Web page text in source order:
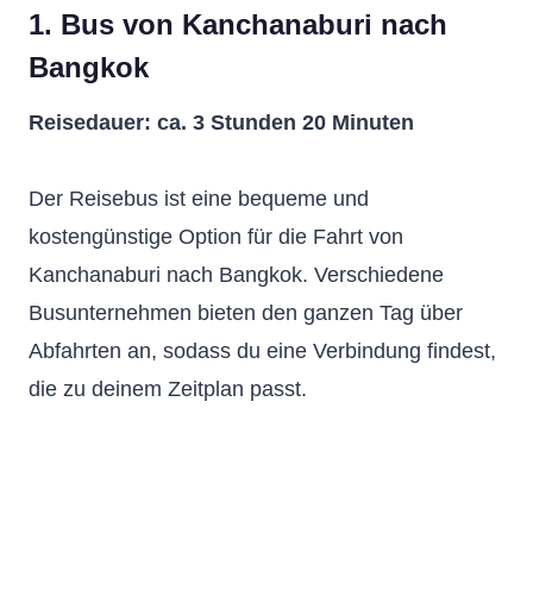
1. Bus von Kanchanaburi nach
Bangkok
Reisedauer: ca. 3 Stunden 20 Minuten
Der Reisebus ist eine bequeme und
kostengünstige Option für die Fahrt von
Kanchanaburi nach Bangkok. Verschiedene
Busunternehmen bieten den ganzen Tag über
Abfahrten an, sodass du eine Verbindung findest,
die zu deinem Zeitplan passt.